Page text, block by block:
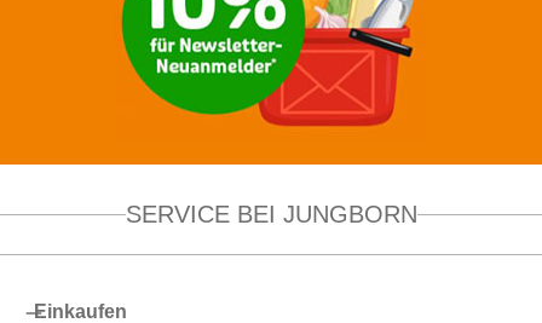
SERVICE BEI JUNGBORN
Einkaufen